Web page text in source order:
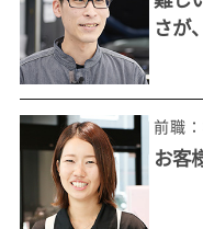
ただ直すだけでは
お客様の想いを実
さが
もっと整備を追求
前職
お客